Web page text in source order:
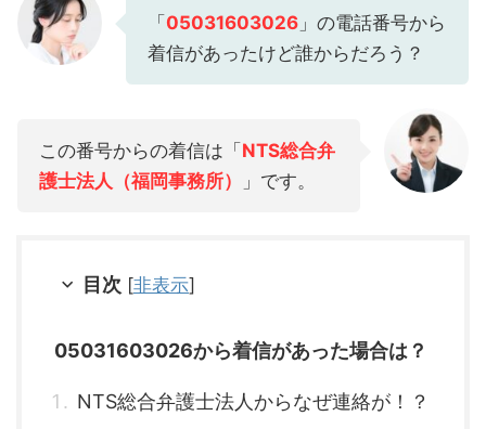
「 05031603026 」の電話番号から
着信があったけど誰からだろう？
この番号からの着信は「 NTS総合弁
護士法人（福岡事務所）
」です。
目次 [非表示]
05031603026から着信があった場合は？
NTS総合弁護士法人からなぜ連絡が！？